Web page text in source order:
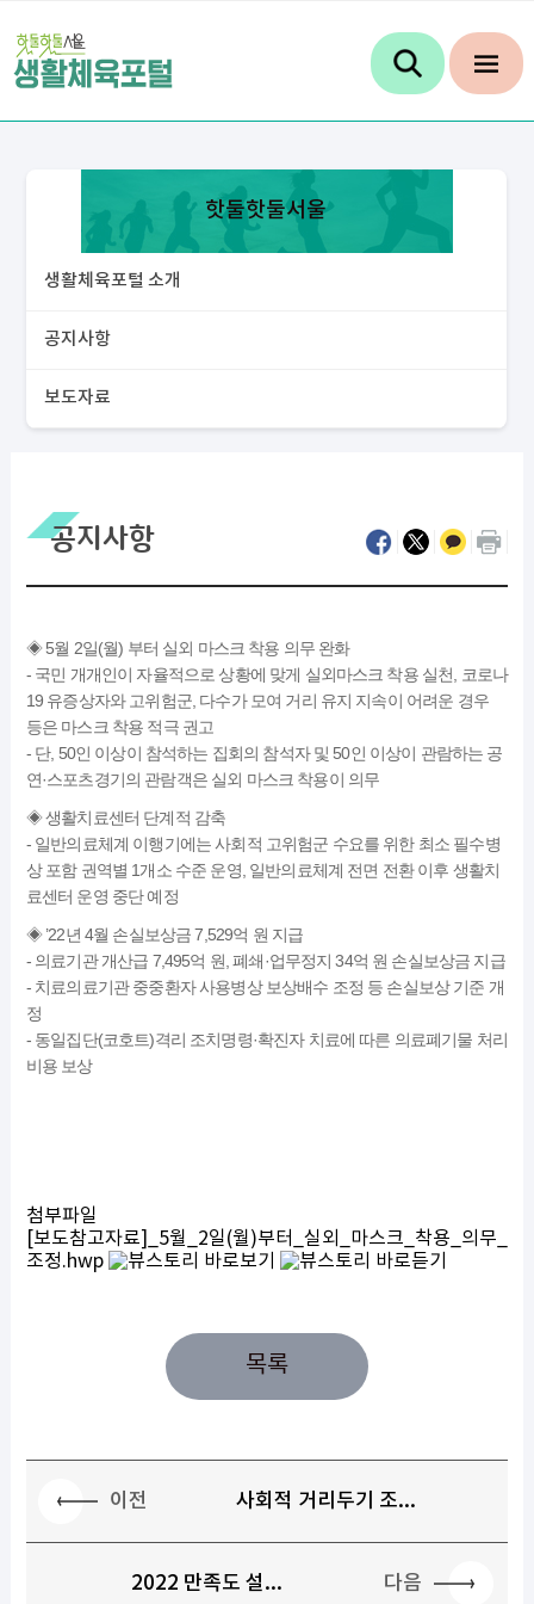
핫둘핫둘서울
생활체육포털 소개
공지사항
보도자료
공지사항
◈ 5월 2일(월) 부터 실외 마스크 착용 의무 완화
- 국민 개개인이 자율적으로 상황에 맞게 실외마스크 착용 실천, 코로나
19 유증상자와 고위험군, 다수가 모여 거리 유지 지속이 어려운 경우
등은 마스크 착용 적극 권고
- 단, 50인 이상이 참석하는 집회의 참석자 및 50인 이상이 관람하는 공
연·스포츠경기의 관람객은 실외 마스크 착용이 의무
◈ 생활치료센터 단계적 감축
- 일반의료체계 이행기에는 사회적 고위험군 수요를 위한 최소 필수병
상 포함 권역별 1개소 수준 운영, 일반의료체계 전면 전환 이후 생활치
료센터 운영 중단 예정
◈ ’22년 4월 손실보상금 7,529억 원 지급
- 의료기관 개산급 7,495억 원, 폐쇄·업무정지 34억 원 손실보상금 지급
- 치료의료기관 중중환자 사용병상 보상배수 조정 등 손실보상 기준 개
정
- 동일집단(코호트)격리 조치명령·확진자 치료에 따른 의료폐기물 처리
비용 보상
첨부파일
[보도참고자료]_5월_2일(월)부터_실외_마스크_착용_의무_
조정.hwp
목록
이전 사회적 거리두기 조...
2022 만족도 설... 다음